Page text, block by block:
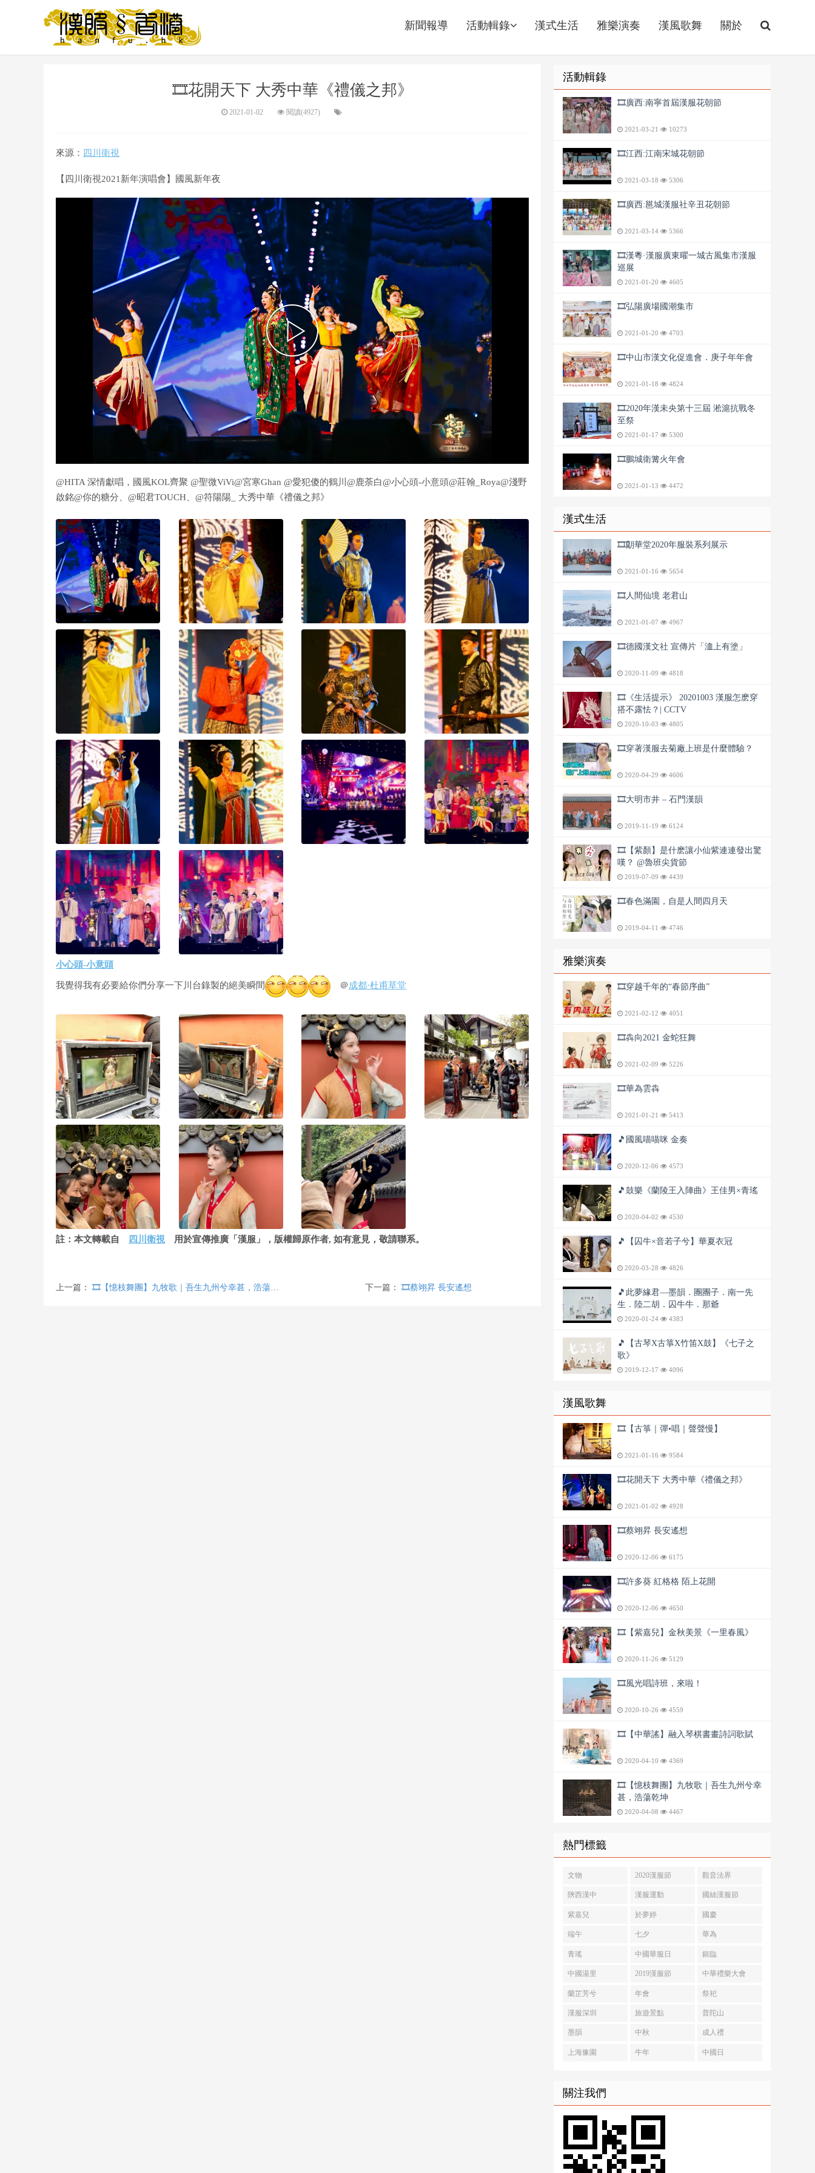
新聞報導 活動輯錄 漢式生活 雅樂演奏 漢風歌舞 關於
🎞️花開天下 大秀中華《禮儀之邦》
2021-01-02 閱讀(4927)
來源： 四川衛視
【四川衛視2021新年演唱會】國風新年夜
P
l
a
V
@HITA 深情獻唱，國風KOL齊聚 @聖微ViVi@宮寒Ghan @愛犯傻的鶴川@鹿荼白@小心頭-小意頭@莊翰_Roya@淺野
啟銘@你的糖分、@昭君TOUCH、@符陽陽_ 大秀中華《禮儀之邦》
小心頭-小意頭
我覺得我有必要給你們分享一下川台錄製的絕美瞬間 ＠ 成都·杜甫草堂
註：本文轉載自 四川衛視 用於宣傳推廣「漢服」，版權歸原作者, 如有意見，敬請聯系。
上一篇： 🎞️【憶枝舞團】九牧歌｜吾生九州兮幸甚，浩蕩乾坤 下一篇： 🎞️蔡翊昇 長安遙想
活動輯錄
🎞️廣西:南寧首屆漢服花朝節
2021-03-21 10273
🎞️江西:江南宋城花朝節
2021-03-18 5306
🎞️廣西:邕城漢服社辛丑花朝節
2021-03-14 5366
🎞️漢粵·漢服廣東曜一城古風集市漢服
巡展
2021-01-20 4605
🎞️弘陽廣場國潮集市
2021-01-20 4703
🎞️中山市漢文化促進會．庚子年年會
2021-01-18 4824
🎞️2020年漢未央第十三屆 淞滬抗戰冬
至祭
2021-01-17 5300
🎞️鵬城衛篝火年會
2021-01-13 4472
漢式生活
🎞️朙華堂2020年服裝系列展示
2021-01-16 5654
🎞️人間仙境 老君山
2021-01-07 4967
🎞️德國漢文社 宣傳片「洫上有塗」
2020-11-09 4818
🎞️《生活提示》 20201003 漢服怎麽穿
搭不露怯？| CCTV
2020-10-03 4805
🎞️穿著漢服去菊廠上班是什麼體驗？
2020-04-29 4606
🎞️大明市井 – 石門漢韻
2019-11-19 6124
🎞️【紫顏】是什麽讓小仙紫連連發出驚
嘆？ @魯班尖貨節
2019-07-09 4439
🎞️春色滿園，自是人間四月天
2019-04-11 4746
雅樂演奏
🎞️穿越千年的“春節序曲”
2021-02-12 4051
🎞️犇向2021 金蛇狂舞
2021-02-09 5226
🎞️華為雲犇
2021-01-21 5413
🎵國風喵喵咪 金奏
2020-12-06 4573
🎵鼓樂《蘭陵王入陣曲》王佳男×青瑤
2020-04-02 4530
🎵【囚牛×音若子兮】華夏衣冠
2020-03-28 4826
🎵此夢緣君—墨韻．團團子．南一先
生．陸二胡．囚牛牛．那爺
2020-01-24 4383
🎵【古琴X古箏X竹笛X鼓】《七子之
歌》
2019-12-17 4096
漢風歌舞
🎞️【古箏｜彈•唱｜聲聲慢】
2021-01-16 9584
🎞️花開天下 大秀中華《禮儀之邦》
2021-01-02 4928
🎞️蔡翊昇 長安遙想
2020-12-06 6175
🎞️許多葵 紅格格 陌上花開
2020-12-06 4650
🎞️【紫嘉兒】金秋美景《一里春風》
2020-11-26 5129
🎞️風光唱詩班，來啦！
2020-10-26 4559
🎞️【中華謠】融入琴棋書畫詩詞歌賦
2020-04-10 4369
🎞️【憶枝舞團】九牧歌｜吾生九州兮幸
甚，浩蕩乾坤
2020-04-08 4467
熱門標籤
文物 2020漢服節 觀音法界
陝西漢中 漢服運動 國絲漢服節
紫嘉兒 於夢婷 國慶
端午 七夕 華為
青瑤 中國華服日 銀臨
中國湯里 2019漢服節 中華禮樂大會
蘭芷芳兮 年會 祭祀
漢服深圳 旅遊景點 普陀山
墨韻 中秋 成人禮
上海豫園 牛年 中國日
關注我們